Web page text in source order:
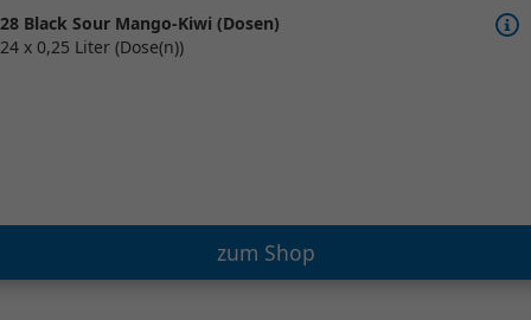
28 Black Sour Mango-Kiwi (Dosen)
24 x 0,25 Liter (Dose(n))
zum Shop